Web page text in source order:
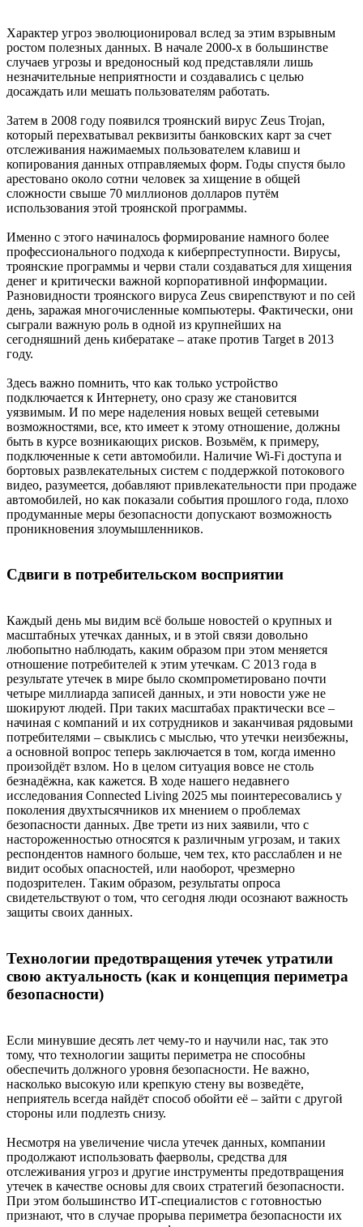
Характер угроз эволюционировал вслед за этим взрывным
ростом полезных данных. В начале 2000-х в большинстве
случаев угрозы и вредоносный код представляли лишь
незначительные неприятности и создавались с целью
досаждать или мешать пользователям работать.
Затем в 2008 году появился троянский вирус Zeus Trojan,
который перехватывал реквизиты банковских карт за счет
отслеживания нажимаемых пользователем клавиш и
копирования данных отправляемых форм. Годы спустя было
арестовано около сотни человек за хищение в общей
сложности свыше 70 миллионов долларов путём
использования этой троянской программы.
Именно с этого начиналось формирование намного более
профессионального подхода к киберпреступности. Вирусы,
троянские программы и черви стали создаваться для хищения
денег и критически важной корпоративной информации.
Разновидности троянского вируса Zeus свирепствуют и по сей
день, заражая многочисленные компьютеры. Фактически, они
сыграли важную роль в одной из крупнейших на
сегодняшний день кибератаке – атаке против Target в 2013
году.
Здесь важно помнить, что как только устройство
подключается к Интернету, оно сразу же становится
уязвимым. И по мере наделения новых вещей сетевыми
возможностями, все, кто имеет к этому отношение, должны
быть в курсе возникающих рисков. Возьмём, к примеру,
подключенные к сети автомобили. Наличие Wi-Fi доступа и
бортовых развлекательных систем с поддержкой потокового
видео, разумеется, добавляют привлекательности при продаже
автомобилей, но как показали события прошлого года, плохо
продуманные меры безопасности допускают возможность
проникновения злоумышленников.
Сдвиги в потребительском восприятии
Каждый день мы видим всё больше новостей о крупных и
масштабных утечках данных, и в этой связи довольно
любопытно наблюдать, каким образом при этом меняется
отношение потребителей к этим утечкам. С 2013 года в
результате утечек в мире было скомпрометировано почти
четыре миллиарда записей данных, и эти новости уже не
шокируют людей. При таких масштабах практически все –
начиная с компаний и их сотрудников и заканчивая рядовыми
потребителями – свыклись с мыслью, что утечки неизбежны,
а основной вопрос теперь заключается в том, когда именно
произойдёт взлом. Но в целом ситуация вовсе не столь
безнадёжна, как кажется. В ходе нашего недавнего
исследования Connected Living 2025 мы поинтересовались у
поколения двухтысячников их мнением о проблемах
безопасности данных. Две трети из них заявили, что с
настороженностью относятся к различным угрозам, и таких
респондентов намного больше, чем тех, кто расслаблен и не
видит особых опасностей, или наоборот, чрезмерно
подозрителен. Таким образом, результаты опроса
свидетельствуют о том, что сегодня люди осознают важность
защиты своих данных.
Технологии предотвращения утечек утратили
свою актуальность (как и концепция периметра
безопасности)
Если минувшие десять лет чему-то и научили нас, так это
тому, что технологии защиты периметра не способны
обеспечить должного уровня безопасности. Не важно,
насколько высокую или крепкую стену вы возведёте,
неприятель всегда найдёт способ обойти её – зайти с другой
стороны или подлезть снизу.
Несмотря на увеличение числа утечек данных, компании
продолжают использовать фаерволы, средства для
отслеживания угроз и другие инструменты предотвращения
утечек в качестве основы для своих стратегий безопасности.
При этом большинство ИТ-специалистов с готовностью
признают, что в случае прорыва периметра безопасности их